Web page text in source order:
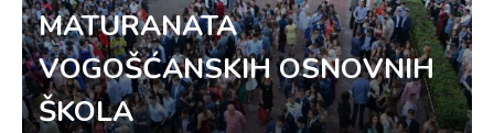
MATURANATA
VOGOŠĆANSKIH OSNOVNIH
ŠKOLA